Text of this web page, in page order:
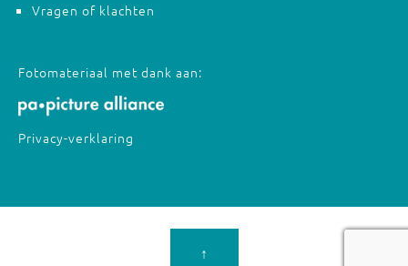
Vragen of klachten
Fotomateriaal met dank aan:
Privacy-verklaring
↑